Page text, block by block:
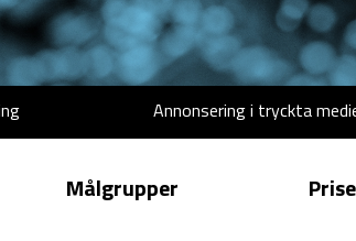
Annonsering i tryckta
Målgrupper